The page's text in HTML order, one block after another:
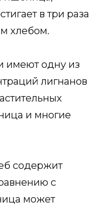
в три раза
хлебом.
имеют одну из
лигнанов
и многие
содержит
с
может